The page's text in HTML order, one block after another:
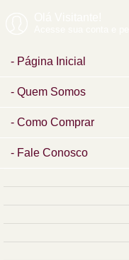
Página Inicial
Quem Somos
Como Comprar
Fale Conosco